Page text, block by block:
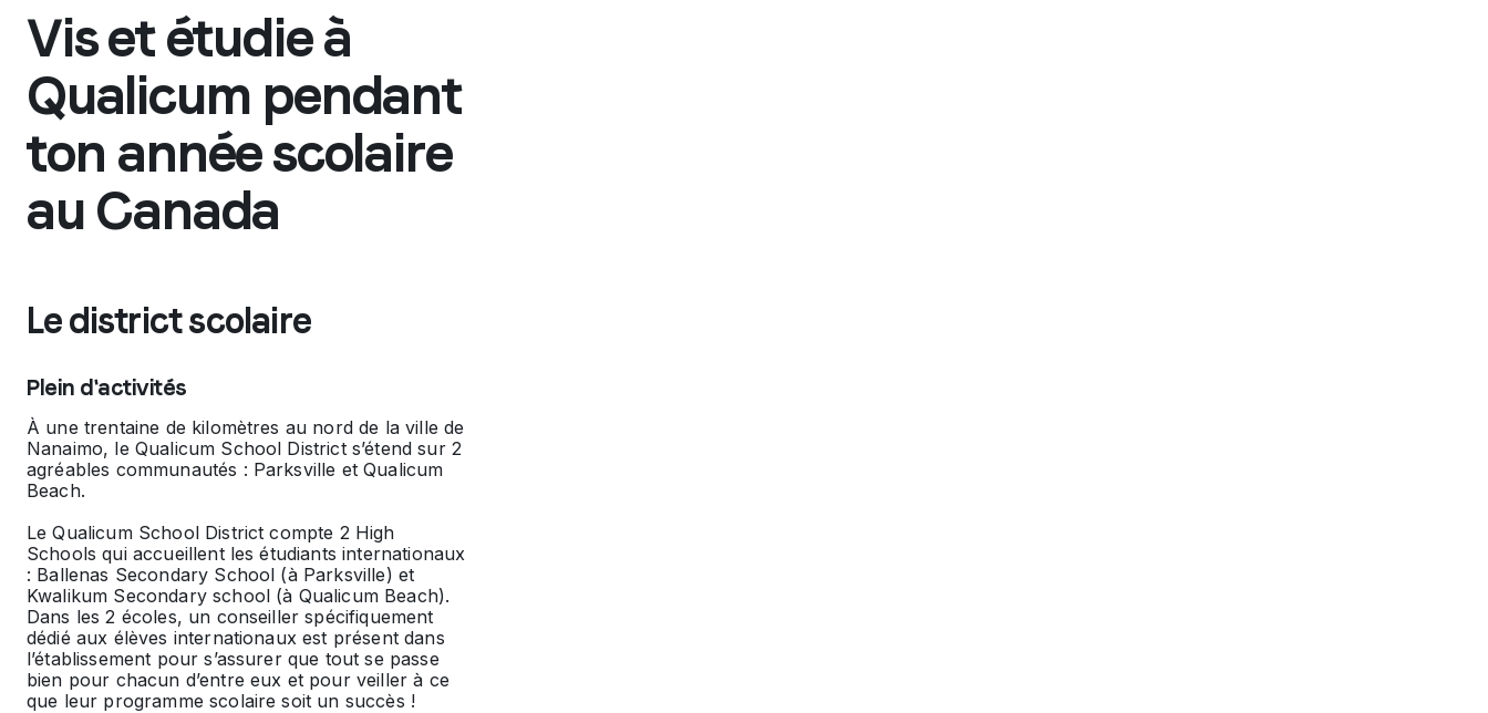
Vis et étudie à
Qualicum pendant
ton année scolaire
au Canada
Le district scolaire
Plein d'activités
À une trentaine de kilomètres au nord de la ville de
Nanaimo, le Qualicum School District s’étend sur 2
agréables communautés : Parksville et Qualicum
Beach.
Le Qualicum School District compte 2 High
Schools qui accueillent les étudiants internationaux
: Ballenas Secondary School (à Parksville) et
Kwalikum Secondary school (à Qualicum Beach).
Dans les 2 écoles, un conseiller spécifiquement
dédié aux élèves internationaux est présent dans
l’établissement pour s’assurer que tout se passe
bien pour chacun d’entre eux et pour veiller à ce
que leur programme scolaire soit un succès !